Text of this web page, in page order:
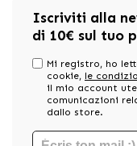
Iscriviti alla
di 10€ sul tuo
Mi registro, ho
cookie, le
il mio account
comunicazioni
dallo store.